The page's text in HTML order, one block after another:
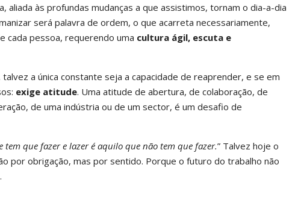
aliada às profundas mudanças a que assistimos, tornam o dia-a-dia
será palavra de ordem, o que acarreta necessariamente,
cada pessoa, requerendo uma cultura ágil, escuta e
a única constante seja a capacidade de reaprender, e se em
exige atitude. Uma atitude de abertura, de colaboração, de
de uma indústria ou de um sector, é um desafio de
tem que fazer e lazer é aquilo que não tem que fazer.” Talvez hoje o
por obrigação, mas por sentido. Porque o futuro do trabalho não